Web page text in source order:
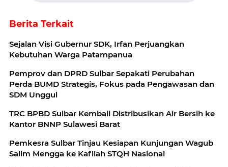
Berita Terkait
Sejalan Visi Gubernur SDK, Irfan Perjuangkan
Kebutuhan Warga Patampanua
Pemprov dan DPRD Sulbar Sepakati Perubahan
Perda BUMD Strategis, Fokus pada Pengawasan dan
SDM Unggul
TRC BPBD Sulbar Kembali Distribusikan Air Bersih ke
Kantor BNNP Sulawesi Barat
Pemkesra Sulbar Tinjau Kesiapan Kunjungan Wagub
Salim Mengga ke Kafilah STQH Nasional